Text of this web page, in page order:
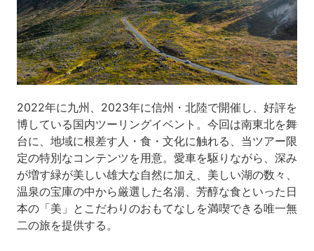
2022年に九州、2023年に信州・北陸で開催し、好評を
博している国内ツーリングイベント。今回は南東北を舞
台に、地域に根差す人・食・文化に触れる、当ツアー限
定の特別なコンテンツを用意。愛車を駆りながら、深み
が増す緑が美しい雄大な自然に加え、美しい湖の数々、
温泉の宝庫の中から厳選した名湯、芳醇な食といった日
本の「美」とこだわりのおもてなしを満喫できる唯一無
二の旅を提供する。